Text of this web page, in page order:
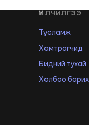
ҮЙЛЧИЛГЭЭ
Тусламж
Хамтрагчид
Бидний тухай
Холбоо барих